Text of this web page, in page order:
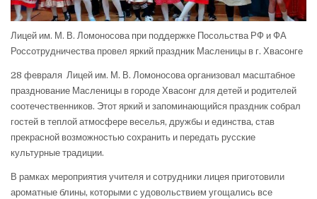
Лицей им. М. В. Ломоносова при поддержке Посольства РФ и ФА
Россотрудничества провел яркий праздник Масленицы в г. Хвасонге
28 февраля Лицей им. М. В. Ломоносова организовал масштабное
празднование Масленицы в городе Хвасонг для детей и родителей
соотечественников. Этот яркий и запоминающийся праздник собрал
гостей в теплой атмосфере веселья, дружбы и единства, став
прекрасной возможностью сохранить и передать русские
культурные традиции.
В рамках мероприятия учителя и сотрудники лицея приготовили
ароматные блины, которыми с удовольствием угощались все